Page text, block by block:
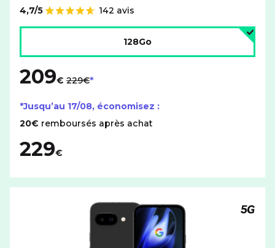
Note de
4,7/5
142 avis
128Go
209€ 229€
*Jusqu’au 17/08, économisez :
20€ remboursés après achat
229€